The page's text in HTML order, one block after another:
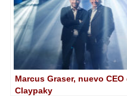
Marcus Graser, nuevo CEO
Claypaky